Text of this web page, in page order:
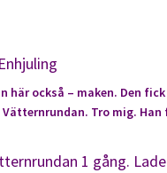
här också – maken. Den
Tro mig. Han
1 gång.